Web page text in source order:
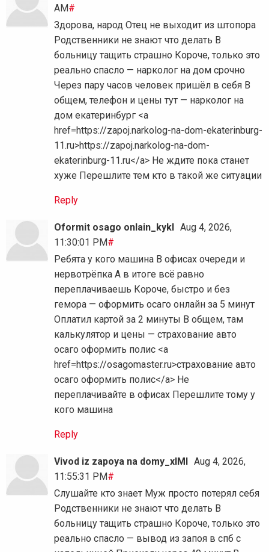
AM#
Здорова, народ Отец не выходит из штопора
Родственники не знают что делать В
больницу тащить страшно Короче, только это
реально спасло — нарколог на дом срочно
Через пару часов человек пришёл в себя В
общем, телефон и цены тут — нарколог на
дом екатеринбург <a
href=https://zapoj.narkolog-na-dom-ekaterinburg-
11.ru>https://zapoj.narkolog-na-dom-
ekaterinburg-11.ru</a> Не ждите пока станет
хуже Перешлите тем кто в такой же ситуации
Reply
Oformit osago onlain_kykl
Aug 4, 2026,
11:30:01 PM#
Ребята у кого машина В офисах очереди и
нервотрёпка А в итоге всё равно
переплачиваешь Короче, быстро и без
гемора — оформить осаго онлайн за 5 минут
Оплатил картой за 2 минуты В общем, там
калькулятор и цены — страхование авто
осаго оформить полис <a
href=https://osagomaster.ru>страхование авто
осаго оформить полис</a> Не
переплачивайте в офисах Перешлите тому у
кого машина
Reply
Vivod iz zapoya na domy_xlMl
Aug 4, 2026,
11:55:31 PM#
Слушайте кто знает Муж просто потерял себя
Родственники не знают что делать В
больницу тащить страшно Короче, только это
реально спасло — вывод из запоя в спб с